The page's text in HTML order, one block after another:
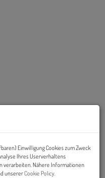
Einwilligung Cookies zum Zweck
Ihres Userverhaltens
verarbeiten. Nähere Informationen
unsererCookie Policy.